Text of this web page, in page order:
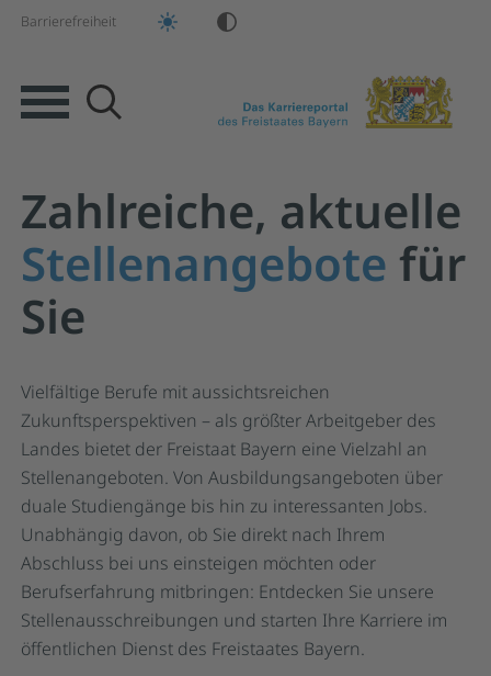
Springe zur Hauptnavigation
Springe zum Hauptinhalt
Springe zum Footer
Barrierefreiheit
Zahlreiche, aktuelle
Stellenangebote für
Sie
Vielfältige Berufe mit aussichtsreichen
Zukunftsperspektiven – als größter Arbeitgeber des
Landes bietet der Freistaat Bayern eine Vielzahl an
Stellenangeboten. Von Ausbildungsangeboten über
duale Studiengänge bis hin zu interessanten Jobs.
Unabhängig davon, ob Sie direkt nach Ihrem
Abschluss bei uns einsteigen möchten oder
Berufserfahrung mitbringen: Entdecken Sie unsere
Stellenausschreibungen und starten Ihre Karriere im
öffentlichen Dienst des Freistaates Bayern.